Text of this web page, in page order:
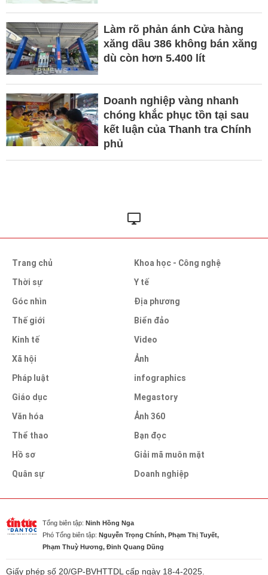
Làm rõ phản ánh Cửa hàng
xăng dầu 386 không bán xăng
dù còn hơn 5.400 lít
Doanh nghiệp vàng nhanh
chóng khắc phục tồn tại sau
kết luận của Thanh tra Chính
phủ
Trang chủ
Thời sự
Góc nhìn
Thế giới
Kinh tế
Xã hội
Pháp luật
Giáo dục
Văn hóa
Thể thao
Hồ sơ
Quân sự
Khoa học - Công nghệ
Y tế
Địa phương
Biển đảo
Video
Ảnh
infographics
Megastory
Ảnh 360
Bạn đọc
Giải mã muôn mặt
Doanh nghiệp
Tổng biên tập: Ninh Hồng Nga
Phó Tổng biên tập: Nguyễn Trọng Chính, Phạm Thị Tuyết,
Phạm Thuỳ Hương, Đinh Quang Dũng
Giấy phép số 20/GP-BVHTTDL cấp ngày 18-4-2025.